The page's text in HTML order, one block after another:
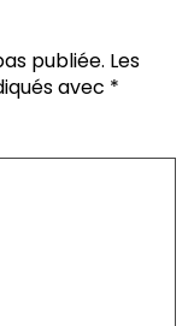
publiée. Les
avec *